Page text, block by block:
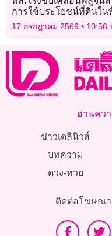
การใช้ประโยชน์ที่ดินใน
อุทยานแห่งชาติทับลาน
17 กรกฎาคม 2569 10:56
อ่านคว
ข่าวเดลินิวส์
บทความ
ดวง-หวย
ติดต่อโฆษณา